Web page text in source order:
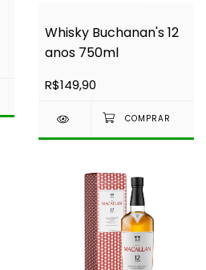
Whisky Buchanan's 12
anos 750ml
R$149,90